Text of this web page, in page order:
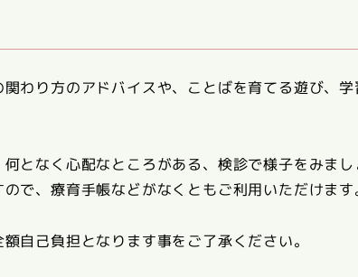
わり方のアドバイスや、ことばを育てる遊び、
となく心配なところがある、検診で様子をみま
で、療育手帳などがなくともご利用いただけます
自己負担となります事をご了承ください。